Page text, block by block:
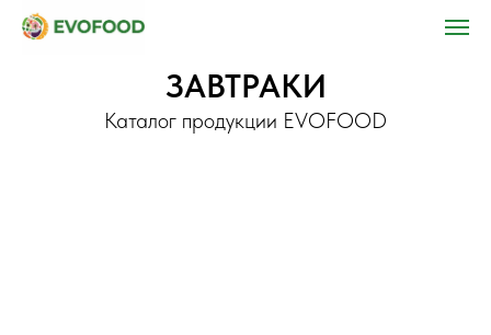
ЗАВТРАКИ
Каталог продукции EVOFOOD